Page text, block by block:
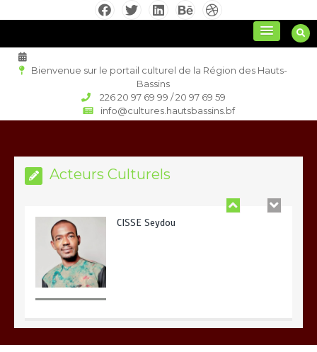
culture régionale
Bienvenue sur le portail culturel de la Région des Hauts-
Bassins
226 20 97 69 99 / 20 97 69 59
info@cultures.hautsbassins.bf
Acteurs Culturels
Orokia Zida
CISSE Seydou
Abdoulaye Yossi